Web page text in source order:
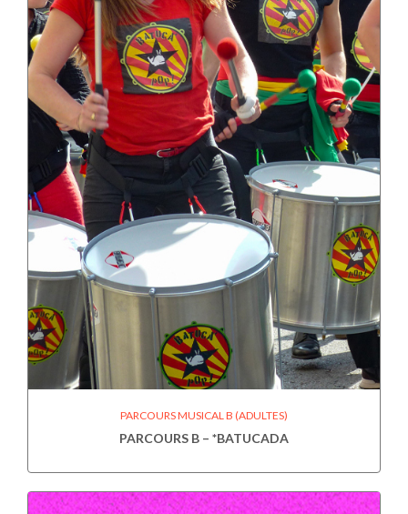
PARCOURS MUSICAL B (ADULTES)
PARCOURS B – *BATUCADA